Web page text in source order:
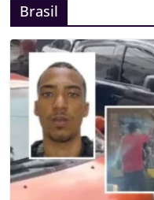
Brasil